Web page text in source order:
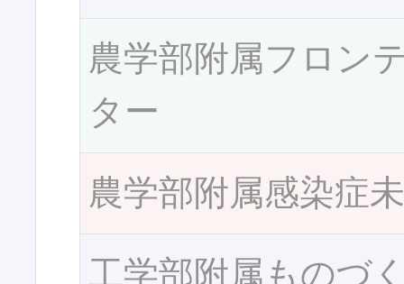
農学部附属フロン
ター
農学部附属感染症
工学部附属ものづ